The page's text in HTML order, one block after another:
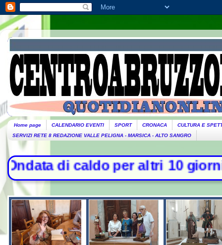
Home page CALENDARIO EVENTI SPORT CRONACA
CULTURA E
SERVIZI RETE 8 REDAZIONE VALLE PELIGNA - MARSICA - ALTO SANGRO
per altri 10 giorni: oggi